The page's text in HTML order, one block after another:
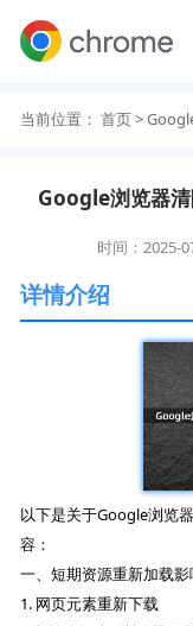
当前位置： 首页>
Google浏览器
时间：2025-
详情介绍
以下是关于Google浏览
容：
一、短期资源重新加载影
1. 网页元素重新下载